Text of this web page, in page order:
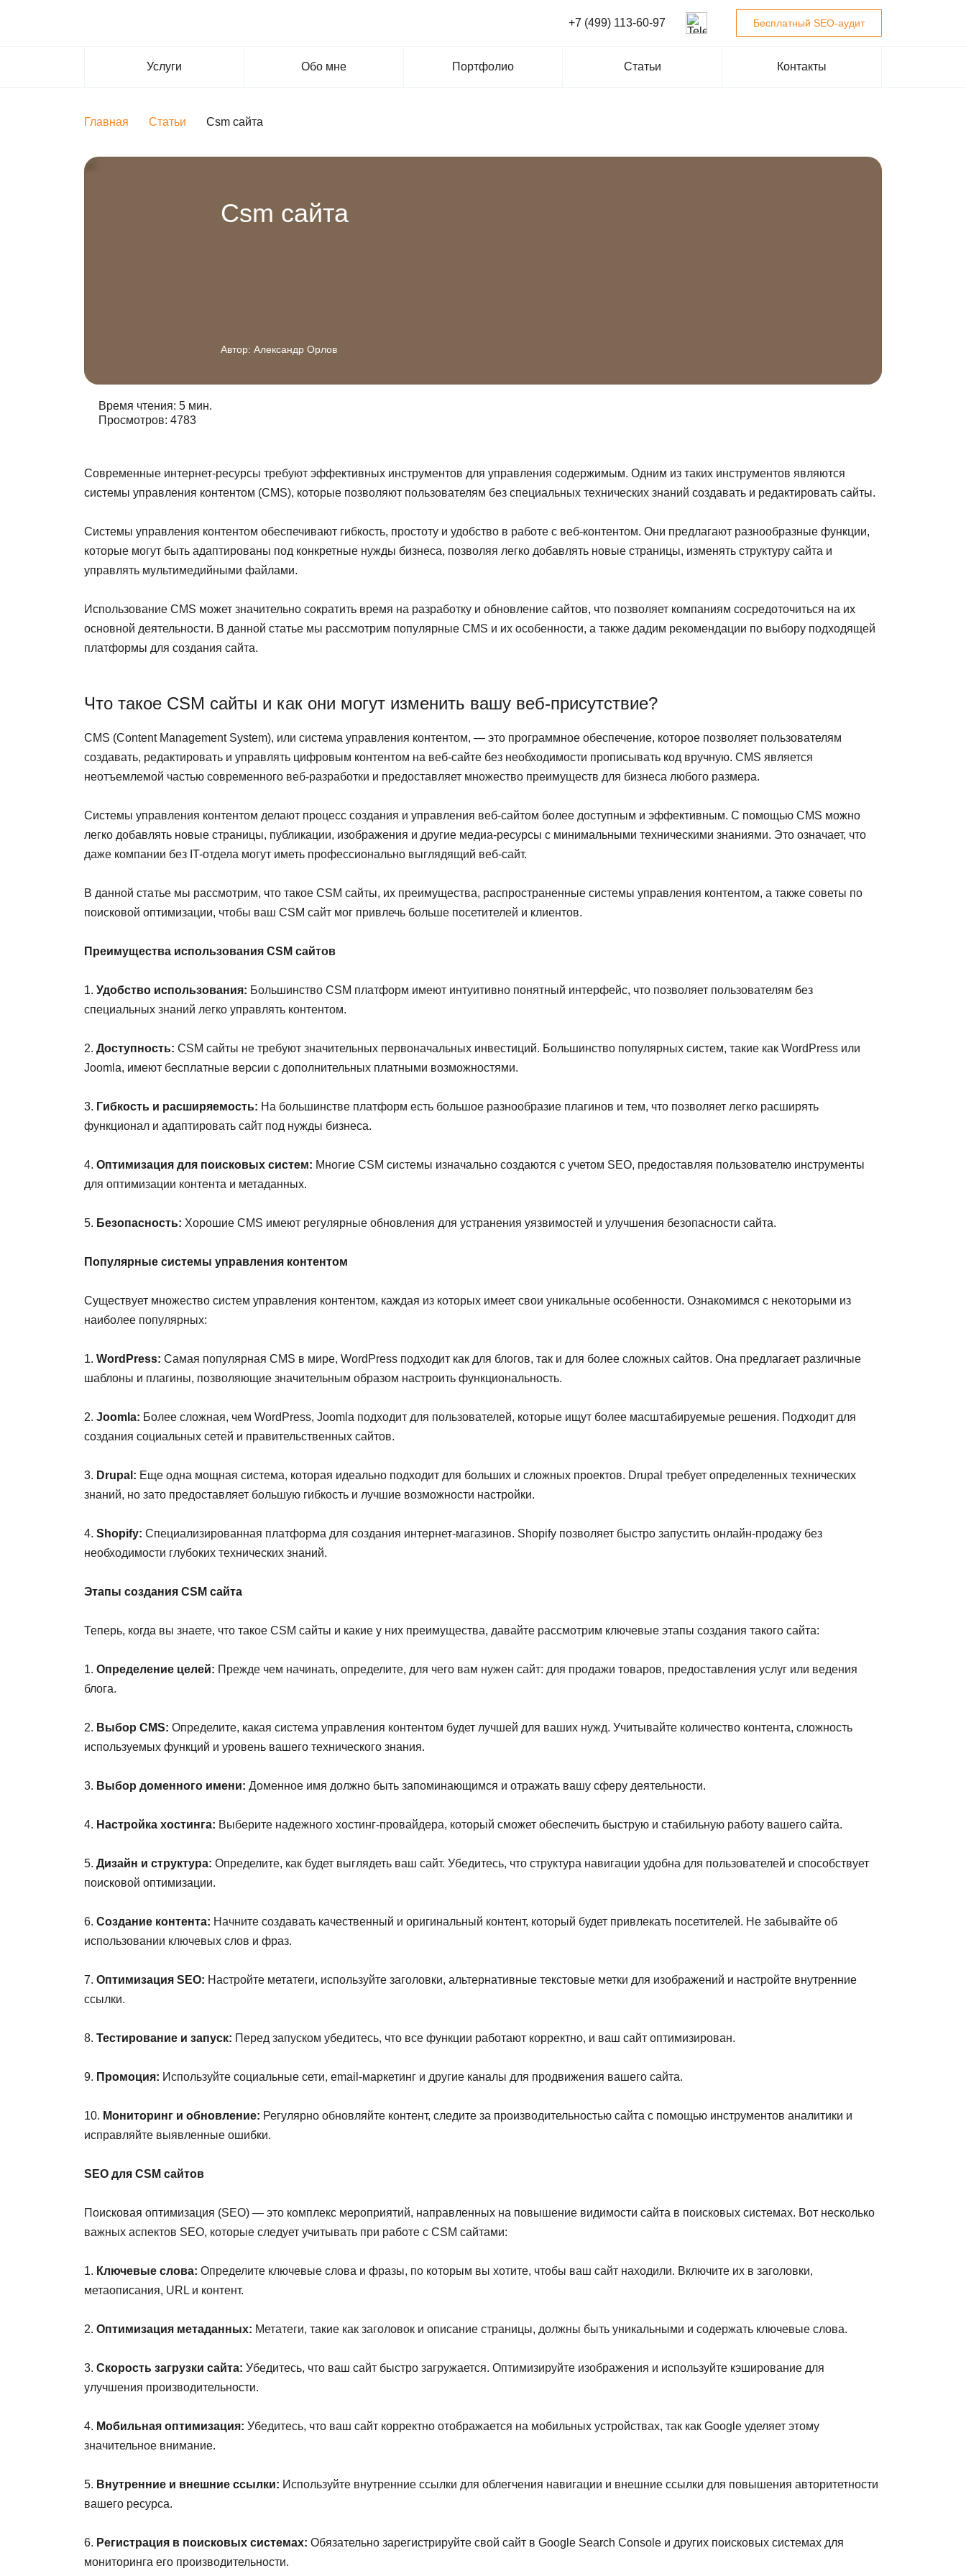
+7 (499) 113-60-97 Бесплатный SEO-аудит
Услуги Обо мне Портфолио Статьи Контакты
Главная Статьи Csm сайта
Csm сайта
Автор: Александр Орлов
Время чтения: 5 мин.
Просмотров: 4783
Современные интернет-ресурсы требуют эффективных инструментов для управления содержимым. Одним из таких инструментов являются
системы управления контентом (CMS), которые позволяют пользователям без специальных технических знаний создавать и редактировать сайты.
Системы управления контентом обеспечивают гибкость, простоту и удобство в работе с веб-контентом. Они предлагают разнообразные функции,
которые могут быть адаптированы под конкретные нужды бизнеса, позволяя легко добавлять новые страницы, изменять структуру сайта и
управлять мультимедийными файлами.
Использование CMS может значительно сократить время на разработку и обновление сайтов, что позволяет компаниям сосредоточиться на их
основной деятельности. В данной статье мы рассмотрим популярные CMS и их особенности, а также дадим рекомендации по выбору подходящей
платформы для создания сайта.
Что такое CSM сайты и как они могут изменить вашу веб-присутствие?
CMS (Content Management System), или система управления контентом, — это программное обеспечение, которое позволяет пользователям
создавать, редактировать и управлять цифровым контентом на веб-сайте без необходимости прописывать код вручную. CMS является
неотъемлемой частью современного веб-разработки и предоставляет множество преимуществ для бизнеса любого размера.
Системы управления контентом делают процесс создания и управления веб-сайтом более доступным и эффективным. С помощью CMS можно
легко добавлять новые страницы, публикации, изображения и другие медиа-ресурсы с минимальными техническими знаниями. Это означает, что
даже компании без IT-отдела могут иметь профессионально выглядящий веб-сайт.
В данной статье мы рассмотрим, что такое CSM сайты, их преимущества, распространенные системы управления контентом, а также советы по
поисковой оптимизации, чтобы ваш CSM сайт мог привлечь больше посетителей и клиентов.
Преимущества использования CSM сайтов
1. Удобство использования: Большинство CSM платформ имеют интуитивно понятный интерфейс, что позволяет пользователям без
специальных знаний легко управлять контентом.
2. Доступность: CSM сайты не требуют значительных первоначальных инвестиций. Большинство популярных систем, такие как WordPress или
Joomla, имеют бесплатные версии с дополнительных платными возможностями.
3. Гибкость и расширяемость: На большинстве платформ есть большое разнообразие плагинов и тем, что позволяет легко расширять
функционал и адаптировать сайт под нужды бизнеса.
4. Оптимизация для поисковых систем: Многие CSM системы изначально создаются с учетом SEO, предоставляя пользователю инструменты
для оптимизации контента и метаданных.
5. Безопасность: Хорошие CMS имеют регулярные обновления для устранения уязвимостей и улучшения безопасности сайта.
Популярные системы управления контентом
Существует множество систем управления контентом, каждая из которых имеет свои уникальные особенности. Ознакомимся с некоторыми из
наиболее популярных:
1. WordPress: Самая популярная CMS в мире, WordPress подходит как для блогов, так и для более сложных сайтов. Она предлагает различные
шаблоны и плагины, позволяющие значительным образом настроить функциональность.
2. Joomla: Более сложная, чем WordPress, Joomla подходит для пользователей, которые ищут более масштабируемые решения. Подходит для
создания социальных сетей и правительственных сайтов.
3. Drupal: Еще одна мощная система, которая идеально подходит для больших и сложных проектов. Drupal требует определенных технических
знаний, но зато предоставляет большую гибкость и лучшие возможности настройки.
4. Shopify: Специализированная платформа для создания интернет-магазинов. Shopify позволяет быстро запустить онлайн-продажу без
необходимости глубоких технических знаний.
Этапы создания CSM сайта
Теперь, когда вы знаете, что такое CSM сайты и какие у них преимущества, давайте рассмотрим ключевые этапы создания такого сайта:
1. Определение целей: Прежде чем начинать, определите, для чего вам нужен сайт: для продажи товаров, предоставления услуг или ведения
блога.
2. Выбор CMS: Определите, какая система управления контентом будет лучшей для ваших нужд. Учитывайте количество контента, сложность
используемых функций и уровень вашего технического знания.
3. Выбор доменного имени: Доменное имя должно быть запоминающимся и отражать вашу сферу деятельности.
4. Настройка хостинга: Выберите надежного хостинг-провайдера, который сможет обеспечить быструю и стабильную работу вашего сайта.
5. Дизайн и структура: Определите, как будет выглядеть ваш сайт. Убедитесь, что структура навигации удобна для пользователей и способствует
поисковой оптимизации.
6. Создание контента: Начните создавать качественный и оригинальный контент, который будет привлекать посетителей. Не забывайте об
использовании ключевых слов и фраз.
7. Оптимизация SEO: Настройте метатеги, используйте заголовки, альтернативные текстовые метки для изображений и настройте внутренние
ссылки.
8. Тестирование и запуск: Перед запуском убедитесь, что все функции работают корректно, и ваш сайт оптимизирован.
9. Промоция: Используйте социальные сети, email-маркетинг и другие каналы для продвижения вашего сайта.
10. Мониторинг и обновление: Регулярно обновляйте контент, следите за производительностью сайта с помощью инструментов аналитики и
исправляйте выявленные ошибки.
SEO для CSM сайтов
Поисковая оптимизация (SEO) — это комплекс мероприятий, направленных на повышение видимости сайта в поисковых системах. Вот несколько
важных аспектов SEO, которые следует учитывать при работе с CSM сайтами:
1. Ключевые слова: Определите ключевые слова и фразы, по которым вы хотите, чтобы ваш сайт находили. Включите их в заголовки,
метаописания, URL и контент.
2. Оптимизация метаданных: Метатеги, такие как заголовок и описание страницы, должны быть уникальными и содержать ключевые слова.
3. Скорость загрузки сайта: Убедитесь, что ваш сайт быстро загружается. Оптимизируйте изображения и используйте кэширование для
улучшения производительности.
4. Мобильная оптимизация: Убедитесь, что ваш сайт корректно отображается на мобильных устройствах, так как Google уделяет этому
значительное внимание.
5. Внутренние и внешние ссылки: Используйте внутренние ссылки для облегчения навигации и внешние ссылки для повышения авторитетности
вашего ресурса.
6. Регистрация в поисковых системах: Обязательно зарегистрируйте свой сайт в Google Search Console и других поисковых системах для
мониторинга его производительности.